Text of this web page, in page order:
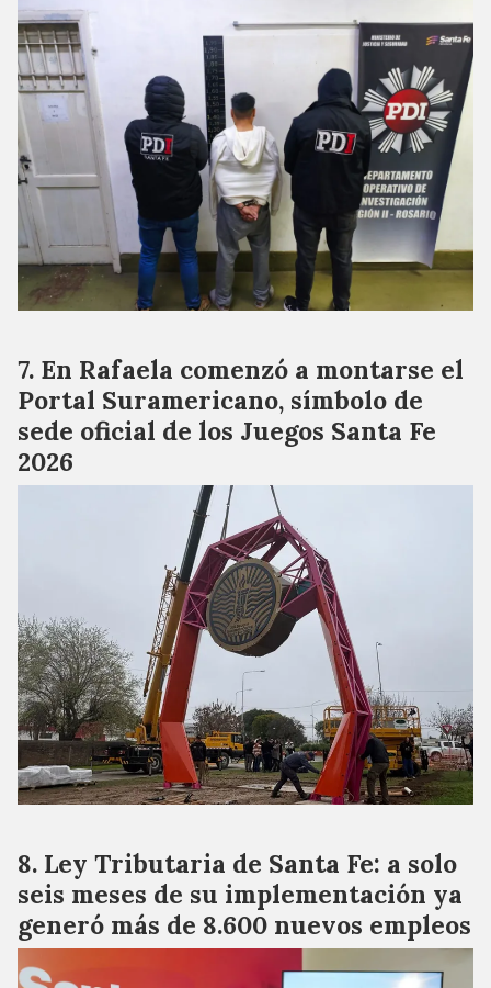
En Rafaela comenzó a montarse el
Portal Suramericano, símbolo de
sede oficial de los Juegos Santa Fe
2026
Ley Tributaria de Santa Fe: a solo
seis meses de su implementación ya
generó más de 8.600 nuevos empleos